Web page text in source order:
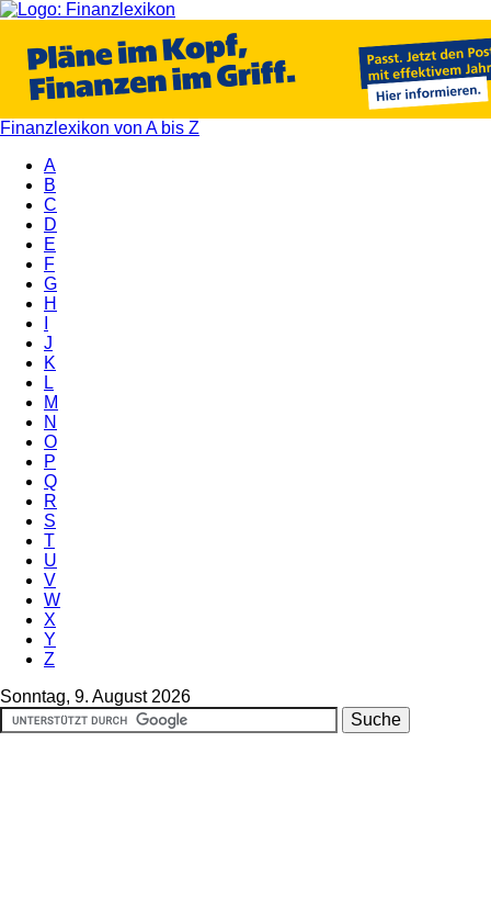
Finanzlexikon von A bis Z
A
B
C
D
E
F
G
H
J
K
L
M
N
O
P
Q
R
S
T
U
V
W
X
Y
Z
Sonntag, 9. August 2026